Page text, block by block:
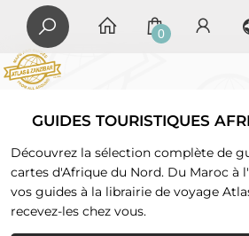
0
GUIDES TOURISTIQUES
Découvrez la sélection complète de
cartes d'Afrique du Nord. Du Maroc à
vos guides à la librairie de voyage
recevez-les chez vous.